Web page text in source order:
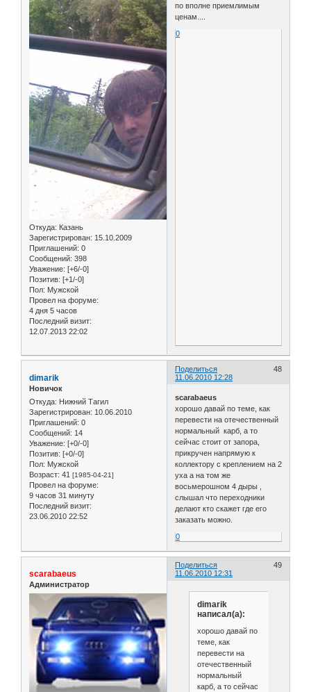
Откуда: Казань
Зарегистрирован: 15.10.2009
Приглашений: 0
Сообщений: 398
Уважение: [+6/-0]
Позитив: [+1/-0]
Пол: Мужской
Провел на форуме:
4 дня 5 часов
Последний визит:
12.07.2013 22:02
по вполне приемлимым
ценам....
0
Поделиться
48
11.06.2010 12:28
dimarik
Новичок
Откуда: Нижний Тагил
Зарегистрирован: 10.06.2010
Приглашений: 0
Сообщений: 14
Уважение: [+0/-0]
Позитив: [+0/-0]
Пол: Мужской
Возраст: 41 [1985-04-21]
Провел на форуме:
9 часов 31 минуту
Последний визит:
23.06.2010 22:52
scarabaeus
хорошо давай по теме, как
перевести на отечественный
нормальный карб, а то
сейчас стоит от запора,
прикручен напрямую к
коллектору с креплением на 2
уха а на том же
восьмерошном 4 дыры ,
слышал что переходники
делают кто скажет где его
заказать можно.
0
Поделиться
49
11.06.2010 12:31
scarabaeus
Администратор
dimarik
написал(а):
хорошо давай по
теме, как
перевести на
отечественный
нормальный
карб, а то сейчас